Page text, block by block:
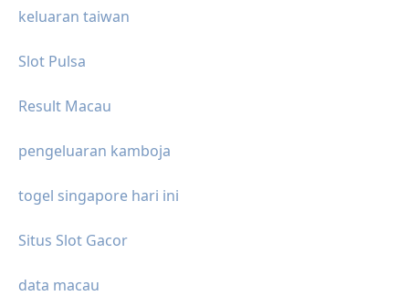
keluaran taiwan
Slot Pulsa
Result Macau
pengeluaran kamboja
togel singapore hari ini
Situs Slot Gacor
data macau